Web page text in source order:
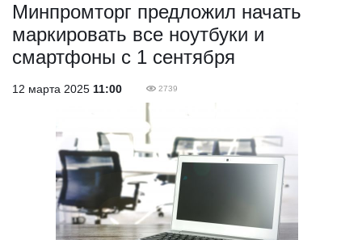
Минпромторг предложил начать
маркировать все ноутбуки и
смартфоны с 1 сентября
12 марта 2025 11:00 2739